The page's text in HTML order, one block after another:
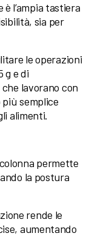
l’ampia tastiera
sia per
le operazioni
g e di
lavorano con
semplice
alimenti.
permette
la postura
rende le
aumentando